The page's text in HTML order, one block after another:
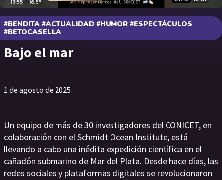
#BENDITA #ACTUALIDAD #HUMOR #ESPECTÁCULOS
#BETOCASELLA
Bajo el mar
1 de agosto de 2025
Un equipo de más de 30 investigadores del CONICET, en
colaboración con el Schmidt Ocean Institute, está
llevando a cabo una inédita expedición científica en el
cañadón submarino de Mar del Plata. Desde hace días, las
redes sociales y plataformas digitales se revolucionaron